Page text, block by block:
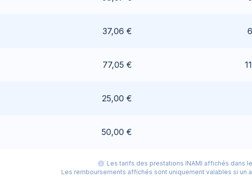
37,06 €
77,05 €
25,00 €
50,00 €
Les tarifs des prestations INAMI affichés dans
Les remboursements affichés sont uniquement valables si un